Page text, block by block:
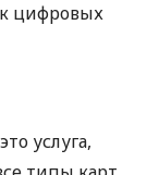
цифровых
услуга,